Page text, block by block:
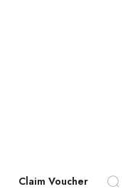
Claim Voucher